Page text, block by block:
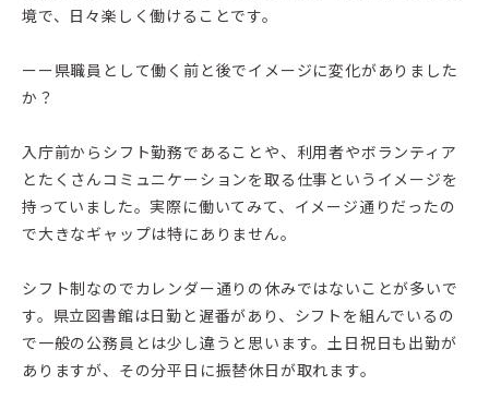
境で、日々楽しく働けることです。
ーー県職員として働く前と後でイメージに変化がありました
か？
入庁前からシフト勤務であることや、利用者やボランティア
とたくさんコミュニケーションを取る仕事というイメージを
持っていました。実際に働いてみて、イメージ通りだったの
で大きなギャップは特にありません。
シフト制なのでカレンダー通りの休みではないことが多いで
す。県立図書館は日勤と遅番があり、シフトを組んでいるの
で一般の公務員とは少し違うと思います。土日祝日も出勤が
ありますが、その分平日に振替休日が取れます。